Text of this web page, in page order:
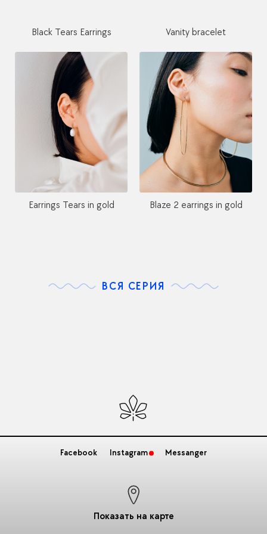
Black Tears Earrings Vanity bracelet
Earrings Tears in gold Blaze 2 earrings in gold
ВСЯ СЕРИЯ
Facebook Instagram Messanger
Показать на карте